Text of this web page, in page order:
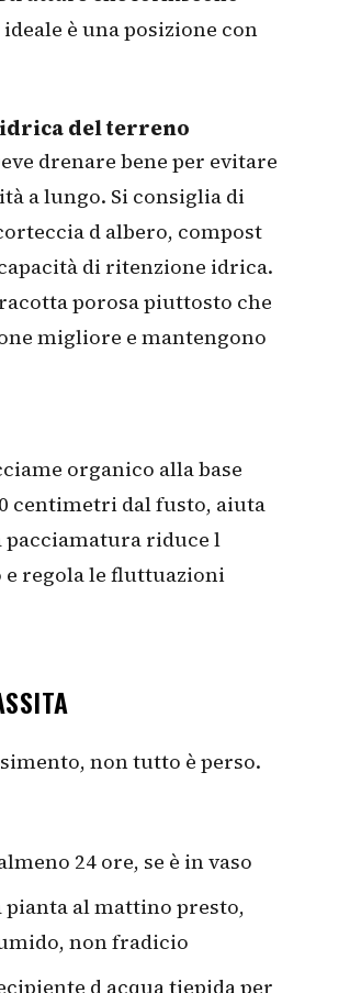
è una posizione con
del terreno
drenare bene per evitare
a lungo. Si consiglia di
d albero, compost
di ritenzione idrica.
porosa piuttosto che
migliore e mantengono
organico alla base
centimetri dal fusto, aiuta
pacciamatura riduce l
e regola le fluttuazioni
non tutto è perso.
24 ore, se è in vaso
pianta al mattino presto,
non fradicio
d acqua tiepida per